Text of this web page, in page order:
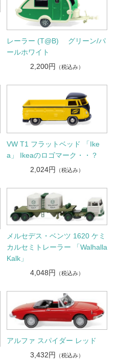
レーラー (T@B) グリーン/パ
ールホワイト
2,200円
（税込み）
VW T1 フラットベッド 「Ike
a」 Ikeaのロゴマーク・・？
2,024円
（税込み）
メルセデス・ベンツ 1620 ケミ
カルセミトレーラー 「Walhalla
Kalk」
4,048円
（税込み）
アルファ スパイダー レッド
3,432円
（税込み）